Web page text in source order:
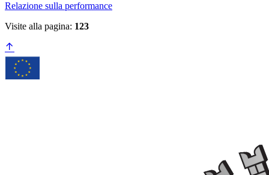
Relazione sulla performance
Visite alla pagina: 123